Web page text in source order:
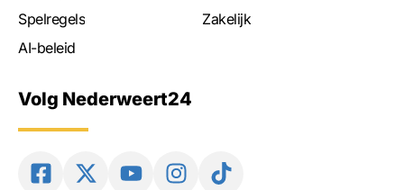
Spelregels
AI-beleid
Zakelijk
Volg Nederweert24